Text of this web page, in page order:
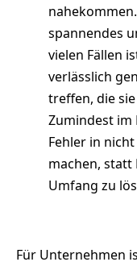
spannendes
vielen Fällen
verlässlich
treffen, die
Zumindest im
Fehler in
machen,
Umfang zu
Für Unternehmen